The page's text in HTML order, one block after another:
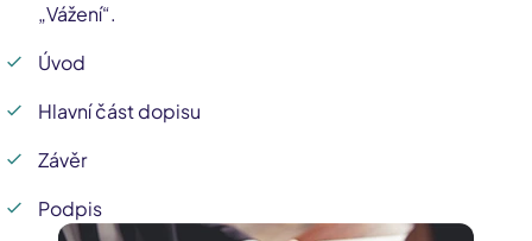
„Vážení“.
Úvod
Hlavní část dopisu
Závěr
Podpis